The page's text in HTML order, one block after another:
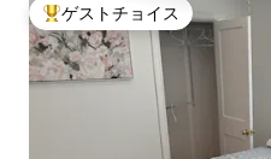
大好評のゲストチョイスです。
ゲストチョイス